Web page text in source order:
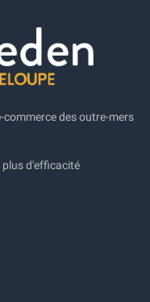
commerce des outre-mers
plus d'efficacité